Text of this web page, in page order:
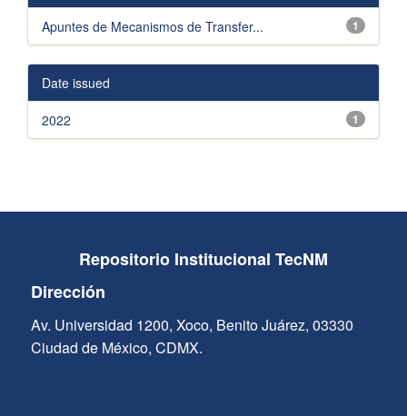
1
Apuntes de Mecanismos de Transfer...
Date issued
1
2022
Repositorio Institucional TecNM
Dirección
Av. Universidad 1200, Xoco, Benito Juárez, 03330
Ciudad de México, CDMX.